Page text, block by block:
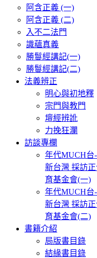
阿含正義 (一)
阿含正義 (二)
入不二法門
識蘊真義
勝鬘經講記(一)
勝鬘經講記(二)
法義辨正
明心與初地釋
宗門與教門
壇經辨訛
力挽狂瀾
訪談專欄
年代MUCH台
新台灣 採訪
育基金會(一)
年代MUCH台
新台灣 採訪
育基金會(二)
書籍介紹
局版書目錄
結緣書目錄